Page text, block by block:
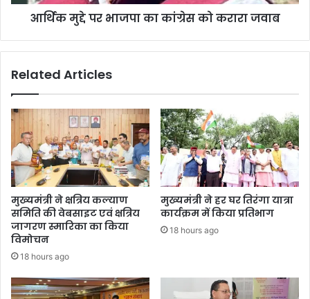
आर्थिक मुद्दे पर भाजपा का कांग्रेस को करारा जवाब
Related Articles
मुख्यमंत्री ने क्षत्रिय कल्याण
समिति की वेबसाइट एवं क्षत्रिय
जागरण स्मारिका का किया
विमोचन
18 hours ago
मुख्यमंत्री ने हर घर तिरंगा यात्रा
कार्यक्रम में किया प्रतिभाग
18 hours ago